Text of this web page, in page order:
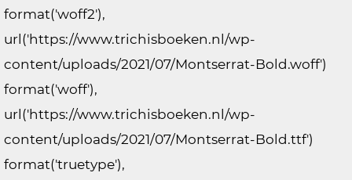
format('woff2'),
url('https://www.trichisboeken.nl/wp-
content/uploads/2021/07/Montserrat-Bold.woff')
format('woff'),
url('https://www.trichisboeken.nl/wp-
content/uploads/2021/07/Montserrat-Bold.ttf')
format('truetype'),